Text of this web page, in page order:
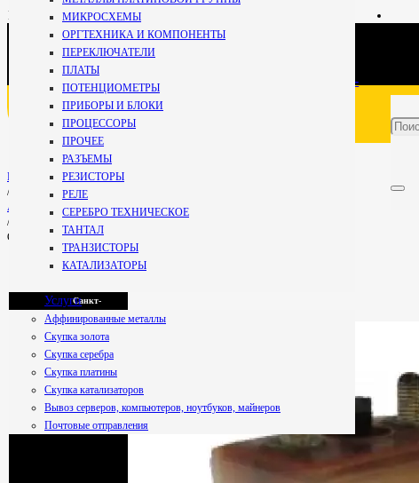
Кириши
Мурманск
Петрозаводск
Псков
Санкт-
Петербург
Смоленск
+7 800 234-99-
МИКРОСХЕМЫ
ОРГТЕХНИКА И КОМПОНЕНТЫ
ПЕРЕКЛЮЧАТЕЛИ
ПЛАТЫ
ПОТЕНЦИОМЕТРЫ
ПРИБОРЫ И БЛОКИ
ПРОЦЕССОРЫ
ПРОЧЕЕ
РАЗЪЕМЫ
РЕЗИСТОРЫ
РЕЛЕ
СЕРЕБРО ТЕХНИЧЕСКОЕ
ТАНТАЛ
ТРАНЗИСТОРЫ
КАТАЛИЗАТОРЫ
Услуги
Аффинированные металлы
Скупка золота
Скупка серебра
Скупка платины
Скупка катализаторов
Вывоз серверов, компьютеров, ноутбуков, майнеров
Почтовые отправления
Главная
/
АККУМУЛЯТОРНЫЕ БАТАРЕИ
/
СЦСС-18